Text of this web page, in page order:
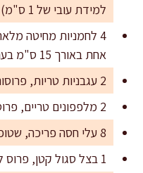
למידת עובי של 1 ס"מ)
4 לחמניות מחיטה
אחת באורך 15 ס"מ בערך)
2 עגבניות טריות, פרוסות דק
2 מלפפונים טריים, פרוסים דק
8 עלי חסה פריכה, שטופה ומיובשת היטב
1 בצל סגול קטן, פרוס לטבעות דקות